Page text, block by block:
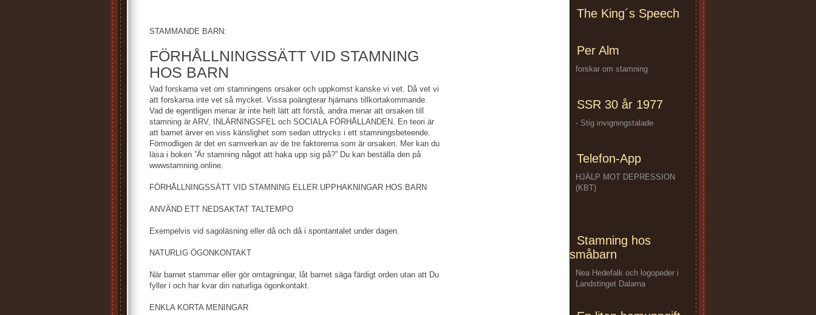
STAMMANDE BARN:
FÖRHÅLLNINGSSÄTT VID STAMNING
HOS BARN
Vad forskarna vet om stamningens orsaker och uppkomst kanske vi vet. Då vet vi
att forskarna inte vet så mycket. Vissa poängterar hjärnans tillkortakommande.
Vad de egentligen menar är inte helt lätt att förstå, andra menar att orsaken till
stamning är ARV, INLÄRNINGSFEL och SOCIALA FÖRHÅLLANDEN. En teori är
att barnet ärver en viss känslighet som sedan uttrycks i ett stamningsbeteende.
Förmodligen är det en samverkan av de tre faktorerna som är orsaken. Mer kan du
läsa i boken ”Är stamning något att haka upp sig på?” Du kan beställa den på
wwwstamning.online.
FÖRHÅLLNINGSSÄTT VID STAMNING ELLER UPPHAKNINGAR HOS BARN
ANVÄND ETT NEDSAKTAT TALTEMPO
Exempelvis vid sagoläsning eller då och då i spontantalet under dagen.
NATURLIG ÖGONKONTAKT
När barnet stammar eller gör omtagningar, låt barnet säga färdigt orden utan att Du
fyller i och har kvar din naturliga ögonkontakt.
ENKLA KORTA MENINGAR
The King´s Speech
Per Alm
forskar om stamning
SSR 30 år 1977
- Stig invigningstalade
Telefon-App
HJÄLP MOT DEPRESSION
(KBT)
Stamning hos
småbarn
Nea Hedefalk och logopeder i
Landstinget Dalarna